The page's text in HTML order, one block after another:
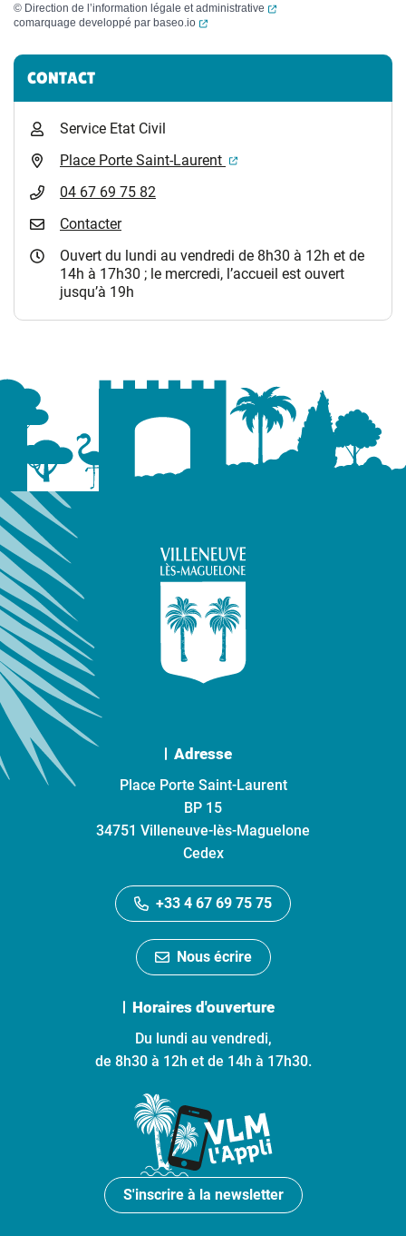
© Direction de l’information légale et administrative
(ouverture dans un
comarquage developpé par baseo.io (ouverture dans un nouvel onglet)
Informations complémentaires
CONTACT
Service Etat Civil
Place Porte Saint-Laurent
(ouverture dans un
04 67 69 75 82
Contacter
Ouvert du lundi au vendredi de 8h30 à 12h et de
14h à 17h30 ; le mercredi, l’accueil est ouvert
jusqu’à 19h
Adresse
Place Porte Saint-Laurent
BP 15
34751 Villeneuve-lès-Maguelone
Cedex
+33 4 67 69 75 75
Nous écrire
Horaires d'ouverture
Du lundi au vendredi,
de 8h30 à 12h et de 14h à 17h30.
S'inscrire à la newsletter